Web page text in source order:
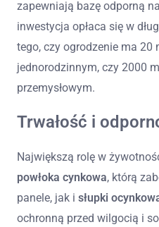
zapewniają bazę odporną
inwestycja opłaca się w
tego, czy ogrodzenie ma 20
jednorodzinnym, czy 2000
przemysłowym.
Trwałość i
Największą rolę w
powłoka cynkowa, którą
panele, jak i słupki
ochronną przed wilgocią i